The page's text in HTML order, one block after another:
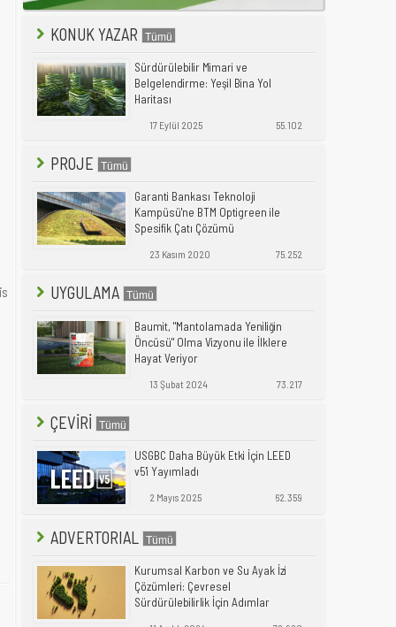
KONUK YAZAR
Sürdürülebilir Mimari ve
Belgelendirme: Yeşil Bina Yol
Haritası
17 Eylül 2025 55.102
PROJE
Garanti Bankası Teknoloji
Kampüsü'ne BTM Optigreen ile
Spesifik Çatı Çözümü
23 Kasım 2020 75.252
UYGULAMA
Baumit, "Mantolamada Yeniliğin
Öncüsü" Olma Vizyonu ile İlklere
Hayat Veriyor
13 Şubat 2024 73.217
ÇEVİRİ
USGBC Daha Büyük Etki İçin LEED
v5'i Yayımladı
2 Mayıs 2025 62.359
ADVERTORIAL
Kurumsal Karbon ve Su Ayak İzi
Çözümleri: Çevresel
Sürdürülebilirlik İçin Adımlar